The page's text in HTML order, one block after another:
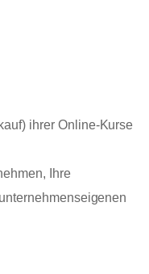
ihrer Online-Kurse
, Ihre